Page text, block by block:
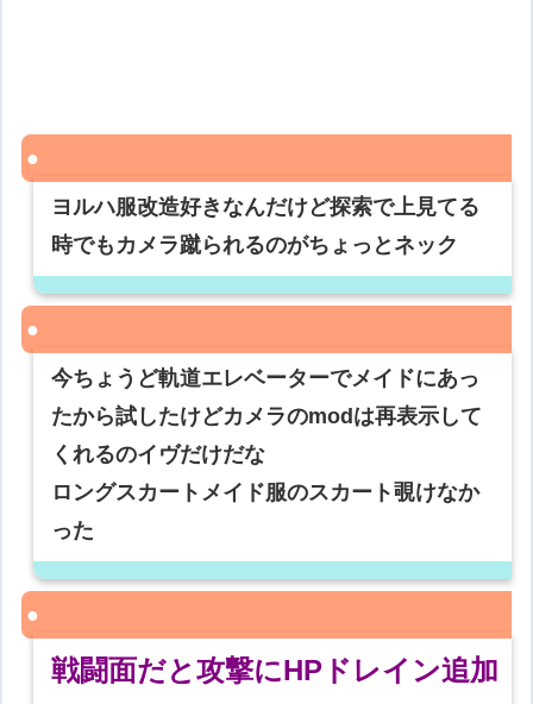
ヨルハ服改造好きなんだけど探索で上見てる
時でもカメラ蹴られるのがちょっとネック
今ちょうど軌道エレベーターでメイドにあっ
たから試したけどカメラのmodは再表示して
くれるのイヴだけだな
ロングスカートメイド服のスカート覗けなか
った
戦闘面だと攻撃にHPドレイン追加